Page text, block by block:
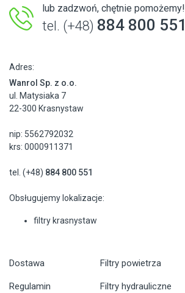
lub zadzwoń, chętnie pomożemy!
tel. (+48) 884 800 551
Adres:
Wanrol Sp. z o.o.
ul. Matysiaka 7
22-300 Krasnystaw
nip: 5562792032
krs: 0000911371
tel. (+48) 884 800 551
Obsługujemy lokalizacje:
filtry krasnystaw
Dostawa
Regulamin
Filtry powietrza
Filtry hydrauliczne